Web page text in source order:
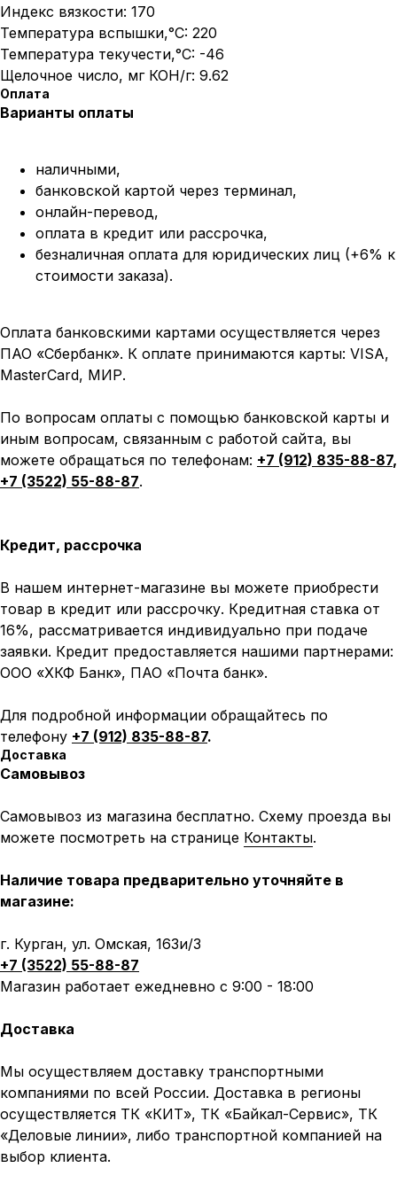
Индекс вязкости: 170
Температура вспышки,°C: 220
Температура текучести,°C: -46
Щелочное число, мг КОН/г: 9.62
Оплата
Варианты оплаты
наличными,
банковской картой через терминал,
онлайн-перевод,
оплата в кредит или рассрочка,
безналичная оплата для юридических лиц (+6% к
стоимости заказа).
Оплата банковскими картами осуществляется через
ПАО «Сбербанк». К оплате принимаются карты: VISA,
MasterCard, МИР.
По вопросам оплаты с помощью банковской карты и
иным вопросам, связанным с работой сайта, вы
можете обращаться по телефонам: +7 (912) 835-88-87,
+7 (3522) 55-88-87.
Кредит, рассрочка
В нашем интернет-магазине вы можете приобрести
товар в кредит или рассрочку. Кредитная ставка от
16%, рассматривается индивидуально при подаче
заявки. Кредит предоставляется нашими партнерами:
ООО «ХКФ Банк», ПАО «Почта банк».
Для подробной информации обращайтесь по
телефону +7 (912) 835-88-87.
Доставка
Самовывоз
Самовывоз из магазина бесплатно. Схему проезда вы
можете посмотреть на странице Контакты.
Наличие товара предварительно уточняйте в
магазине:
г. Курган, ул. Омская, 163и/3
+7 (3522) 55-88-87
Магазин работает ежедневно с 9:00 - 18:00
Доставка
Мы осуществляем доставку транспортными
компаниями по всей России. Доставка в регионы
осуществляется ТК «КИТ», ТК «Байкал-Сервис», ТК
«Деловые линии», либо транспортной компанией на
выбор клиента.
Написать в MAX